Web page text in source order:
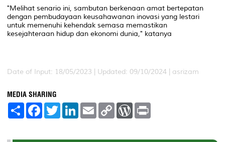
"Melihat senario ini, sambutan berkenaan amat bertepatan
dengan pembudayaan keusahawanan inovasi yang lestari
untuk memenuhi kehendak semasa memastikan
kesejahteraan hidup dan ekonomi dunia," katanya
Date of Input: 18/05/2023 | Updated: 09/10/2024 | asrizam
MEDIA SHARING
S
e
F
a
b
T
w
t
L
e
E
m
l
C
L
W
P
t